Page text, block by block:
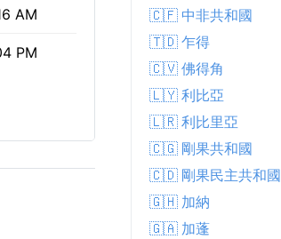
AM
PM
🇨🇫 中非共和國
🇹🇩 乍得
🇨🇻 佛得角
🇱🇾 利比亞
🇱🇷 利比里亞
🇨🇬 剛果共和國
🇨🇩 剛果民主共和國
🇬🇭 加納
🇬🇦 加蓬